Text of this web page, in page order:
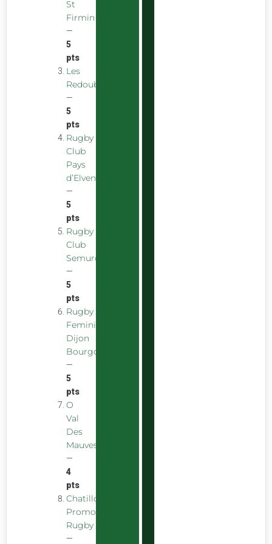
St
Firmin
—
5
pts
Les
Redoubstables
—
5
pts
Rugby
Club
Pays
d’Elven
—
5
pts
Rugby
Club
Semurois
—
5
pts
Rugby
Feminin
Dijon
Bourgogne
—
5
pts
O
Val
Des
Mauves
—
4
pts
Chatillon
Promotion
Rugby
—